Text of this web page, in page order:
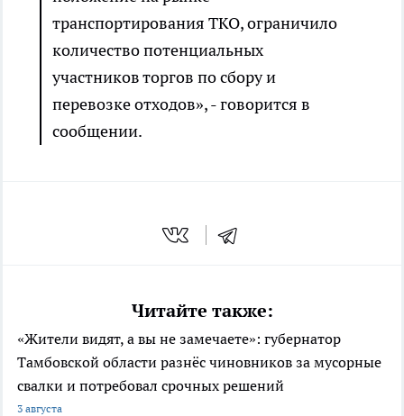
транспортирования ТКО, ограничило
количество потенциальных
участников торгов по сбору и
перевозке отходов», - говорится в
сообщении.
Читайте также:
«Жители видят, а вы не замечаете»: губернатор
Тамбовской области разнёс чиновников за мусорные
свалки и потребовал срочных решений
3 августа